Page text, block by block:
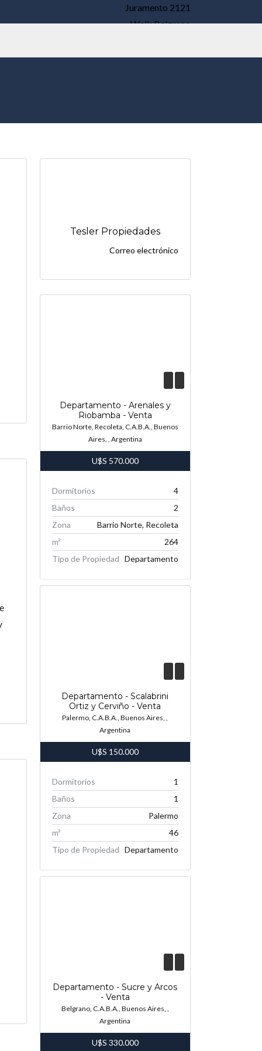
Juramento 2121
Weik Belgrano
Tesler Propiedades
Correo electrónico
Departamento - Arenales y
Riobamba - Venta
Barrio Norte, Recoleta, C.A.B.A., Buenos
Aires, , Argentina
U$S 570.000
Dormitorios
4
Baños
2
Zona
Barrio Norte, Recoleta
m²
264
Tipo de Propiedad Departamento
Departamento - Scalabrini
Ortiz y Cerviño - Venta
Palermo, C.A.B.A., Buenos Aires, ,
Argentina
U$S 150.000
Dormitorios
1
Baños
1
Zona
Palermo
m²
46
Tipo de Propiedad Departamento
Departamento - Sucre y Arcos
- Venta
Belgrano, C.A.B.A., Buenos Aires, ,
Argentina
U$S 330.000